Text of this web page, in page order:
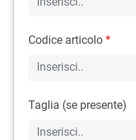
Codice articolo *
Taglia (se presente)